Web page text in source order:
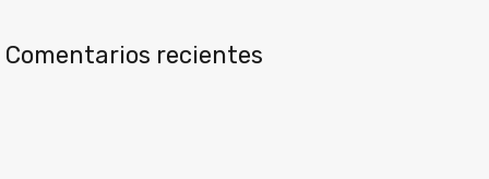
Comentarios recientes